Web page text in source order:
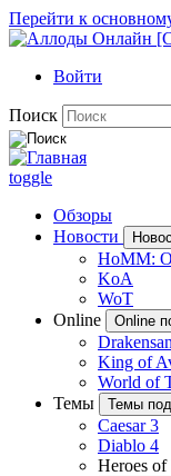
Перейти к
Войти
Поиск
toggle
Обзоры
Новости
HoMM:
KoA
WoT
Online
Online
King of
World of
Темы
Темы
Caesar 3
Diablo 4
Heroes